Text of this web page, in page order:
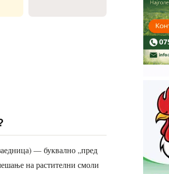
— буквално „пред
на растителни смоли